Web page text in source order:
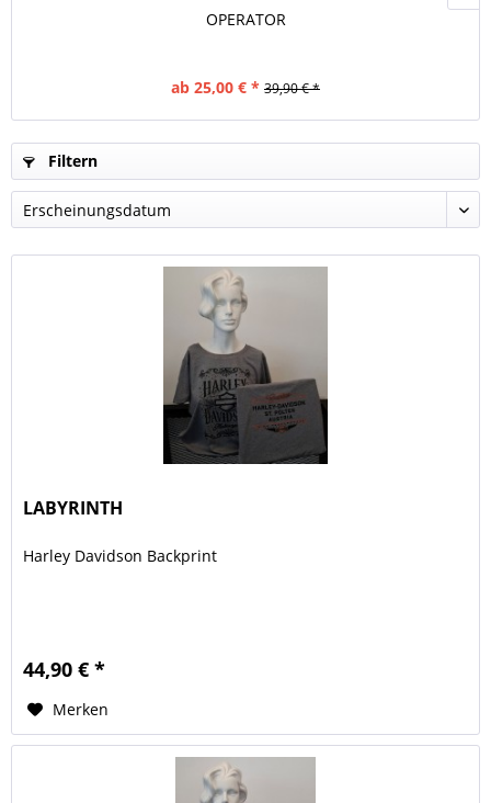
OPERATOR
ab 25,00 € * 39,90 € *
Filtern
LABYRINTH
Harley Davidson Backprint
44,90 € *
Merken